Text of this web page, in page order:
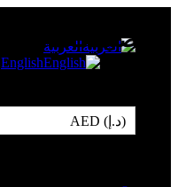
العربية
English
(د.إ) AED
التصنيفات